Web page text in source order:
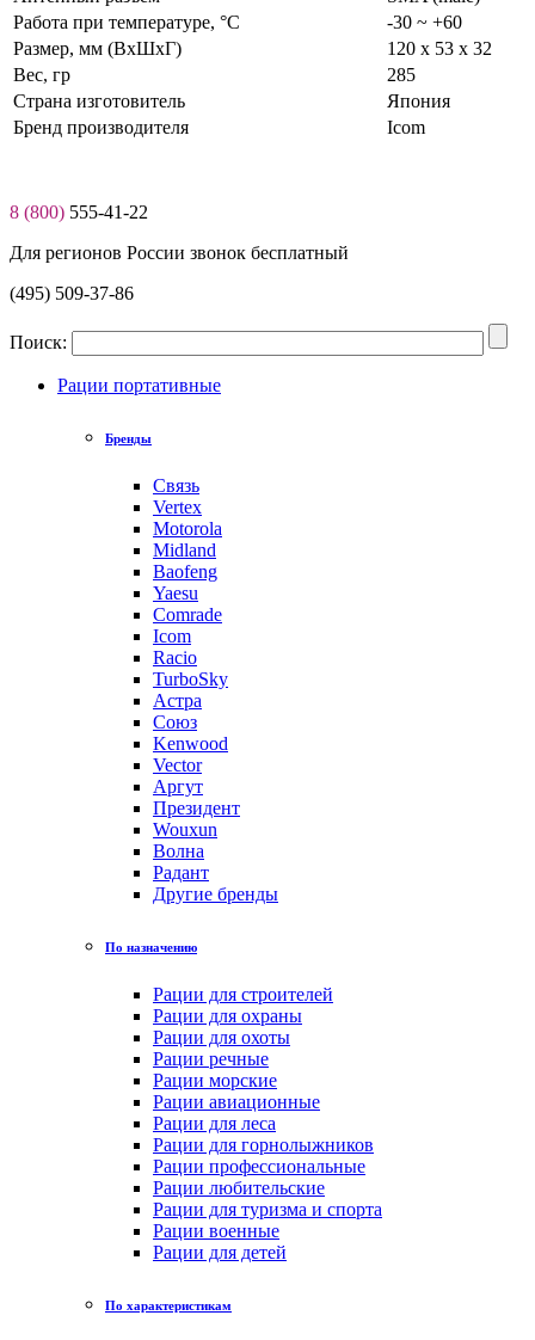
Работа при температуре, °C
-30 ~ +60
Размер, мм (ВхШхГ)
120 x 53 х 32
Вес, гр
285
Страна изготовитель
Япония
Бренд производителя
Icom
8 (800) 555-41-22
Для регионов России звонок бесплатный
(495) 509-37-86
Поиск:
Рации портативные
Бренды
Связь
Vertex
Motorola
Midland
Baofeng
Yaesu
Comrade
Icom
Racio
TurboSky
Астра
Союз
Kenwood
Vector
Аргут
Президент
Wouxun
Волна
Радант
Другие бренды
По назначению
Рации для строителей
Рации для охраны
Рации для охоты
Рации речные
Рации морские
Рации авиационные
Рации для леса
Рации для горнолыжников
Рации профессиональные
Рации любительские
Рации для туризма и спорта
Рации военные
Рации для детей
По характеристикам